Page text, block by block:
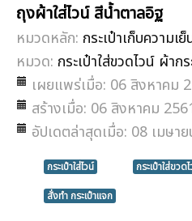
ถุงผ้าใส่ไวน์ สีน้ำตาลอิฐ
หมวดหลัก: กระเป๋าเก็บความเย็
หมวด: กระเป๋าใส่ขวดไวน์ ผ้าก
เผยแพร่เมื่อ: 06 สิงหาคม
สร้างเมื่อ: 06 สิงหาคม
อัปเดตล่าสุดเมื่อ: 08 เมษา
กระเป๋าใส่ไวน์ กระเป๋าใส่ขวด
สั่งทำ กระเป๋าแจก